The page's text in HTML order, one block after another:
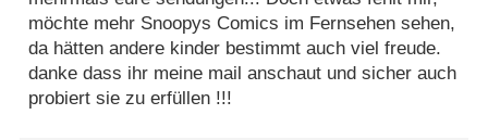
möchte mehr Snoopys Comics im Fernsehen sehen,
da hätten andere kinder bestimmt auch viel freude.
danke dass ihr meine mail anschaut und sicher auch
probiert sie zu erfüllen !!!